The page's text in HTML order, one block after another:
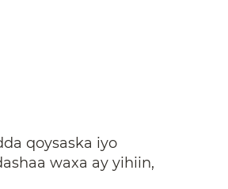
qoysaska iyo
waxa ay yihiin,